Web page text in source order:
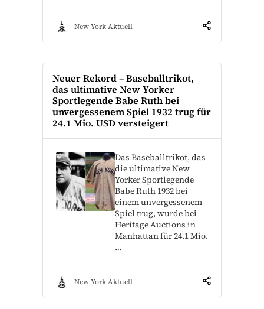
New York Aktuell
Neuer Rekord – Baseballtrikot,
das ultimative New Yorker
Sportlegende Babe Ruth bei
unvergessenem Spiel 1932 trug für
24.1 Mio. USD versteigert
Das Baseballtrikot, das
die ultimative New
Yorker Sportlegende
Babe Ruth 1932 bei
einem unvergessenem
Spiel trug, wurde bei
Heritage Auctions in
Manhattan für 24.1 Mio.
…
New York Aktuell